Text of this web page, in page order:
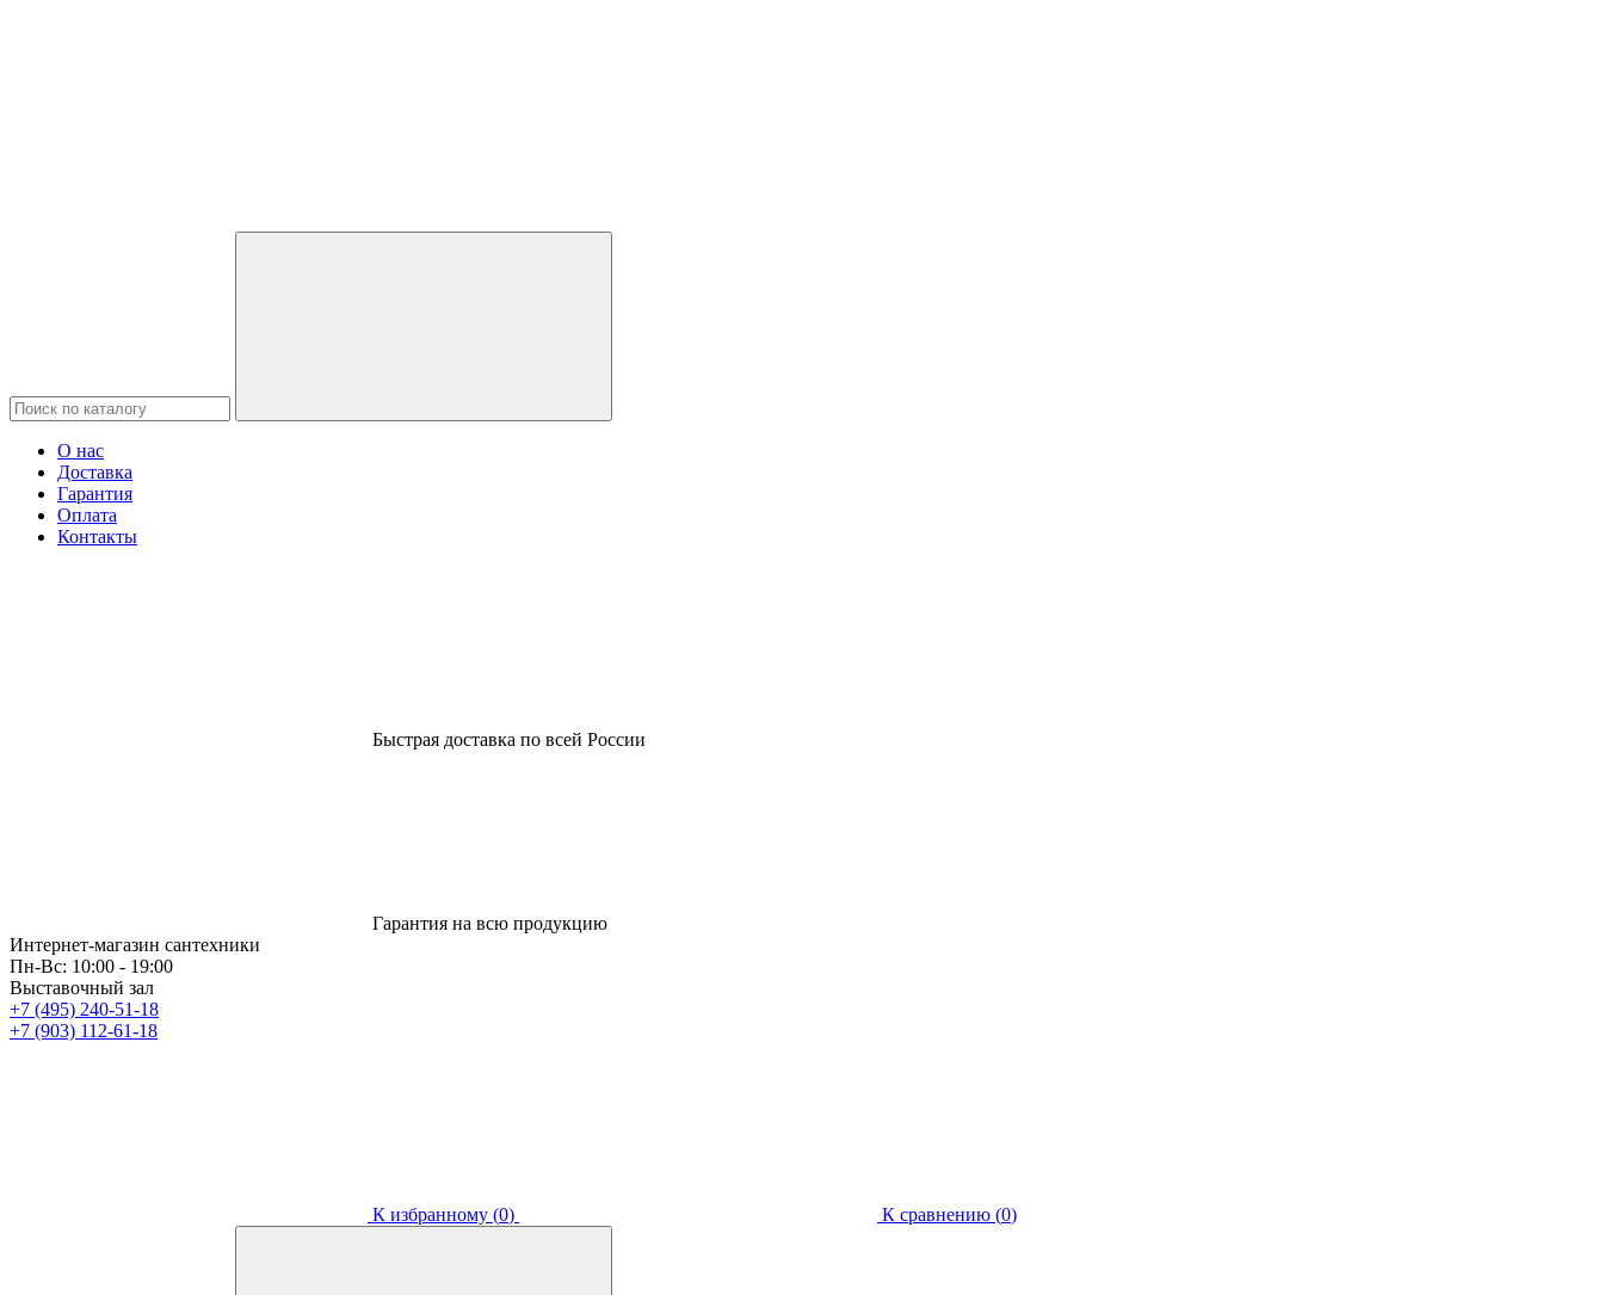
О нас
Доставка
Гарантия
Оплата
Контакты
Быстрая доставка по всей России
Гарантия на всю продукцию
Интернет-магазин сантехники
Пн-Вс: 10:00 - 19:00
Выставочный зал
+7 (495) 240-51-18
+7 (903) 112-61-18
К избранному (0) К сравнению (0)